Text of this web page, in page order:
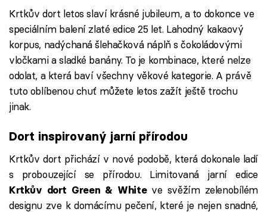
Krtkův dort letos slaví krásné jubileum, a to dokonce ve
speciálním balení zlaté edice 25 let. Lahodný kakaový
korpus, nadýchaná šlehačková náplň s čokoládovými
vločkami a sladké banány. To je kombinace, které nelze
odolat, a která baví všechny věkové kategorie. A právě
tuto oblíbenou chuť můžete letos zažít ještě trochu
jinak.
Dort inspirovaný jarní přírodou
Krtkův dort přichází v nové podobě, která dokonale ladí
s probouzející se přírodou. Limitovaná jarní edice
Krtkův dort Green & Whiteve svěžím zelenobílém
designu zve k domácímu pečení, které je nejen snadné,